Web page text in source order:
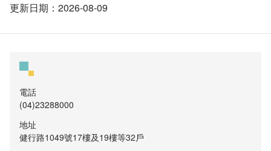
更新日期：2026-08-09
電話
(04)23288000
地址
健行路1049號17樓及19樓等32戶